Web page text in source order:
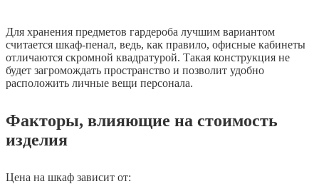
Для хранения предметов гардероба лучшим вариантом
считается шкаф-пенал, ведь, как правило, офисные кабинеты
отличаются скромной квадратурой. Такая конструкция не
будет загромождать пространство и позволит удобно
расположить личные вещи персонала.
Факторы, влияющие на стоимость
изделия
Цена на шкаф зависит от: